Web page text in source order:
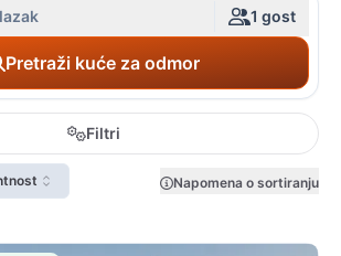
1 gost
Pretraži kuće za odmor
Filtri
Napomena o sortiranju